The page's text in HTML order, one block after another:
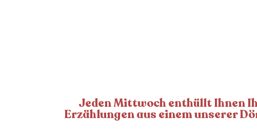
Jeden Mittwoch enthüllt Ihnen
Erzählungen aus einem unserer